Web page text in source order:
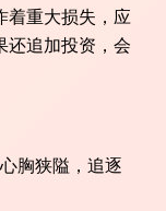
着重大损失，应
还追加投资，会
胸狭隘，追逐